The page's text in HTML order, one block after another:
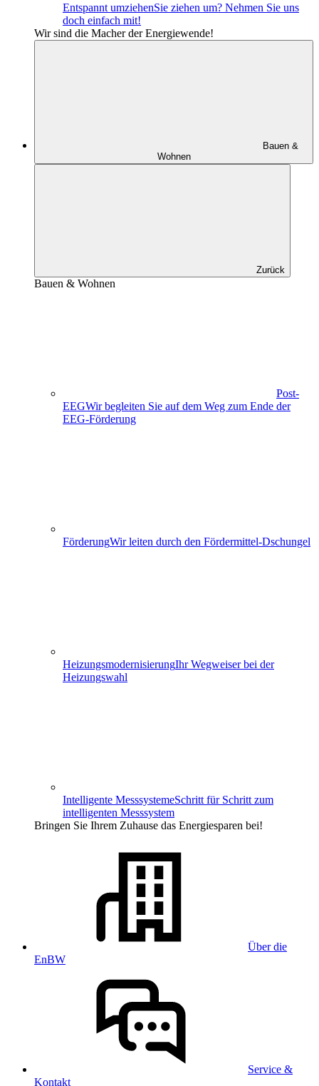
Entspannt umziehenSie ziehen um? Nehmen Sie uns
doch einfach mit!
Wir sind die Macher der Energiewende!
Bauen &
Wohnen
Zurück
Bauen & Wohnen
Post-
EEGWir begleiten Sie auf dem Weg zum Ende der
EEG-Förderung
FörderungWir leiten durch den Fördermittel-Dschungel
Heizungs­modernisierungIhr Wegweiser bei der
Heizungswahl
Intelligente MesssystemeSchritt für Schritt zum
intelligenten Messsystem
Bringen Sie Ihrem Zuhause das Energiesparen bei!
Über die
EnBW
Service &
Kontakt